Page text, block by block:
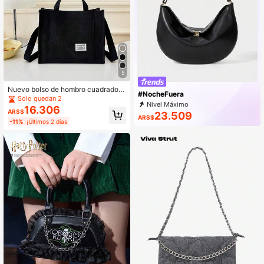
5
Nuevo bolso de hombro cuadrado p
equeño de pana estilo minimalista I
ns para mujer
Solo quedan 2
ARS$16.306
-11% ¡Últimos 2 días
#NocheFuera
Nivel Máximo
ARS$23.509